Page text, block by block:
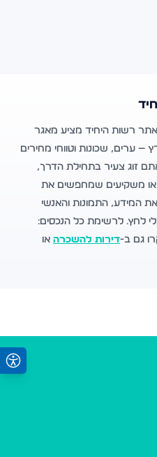
רשות היחיד מציע מאגר
ערים, שכונות וטווחי מחירים
זוג צעיר בתחילת הדרך,
משקיעים שמחפשים את
המידע, התמונות והאנשי
לחץ. לרשימת כל הנכסים:
גם ב-דירות להשכרה או